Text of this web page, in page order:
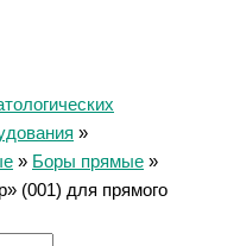
»
» Боры прямые »
(001) для прямого